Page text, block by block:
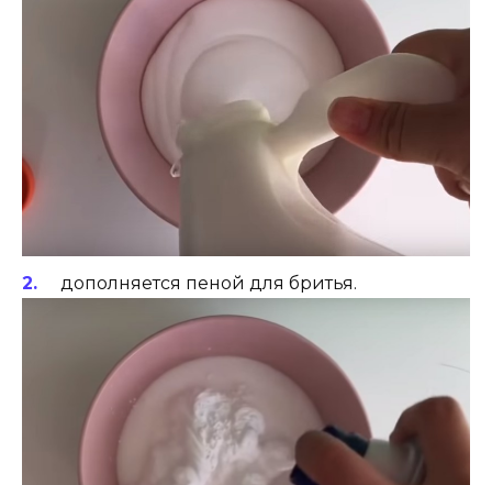
дополняется пеной для бритья.